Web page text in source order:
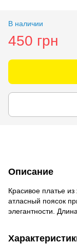
В наличии
450 грн
Описание
Красивое платье
атласный поясок
элегантности.